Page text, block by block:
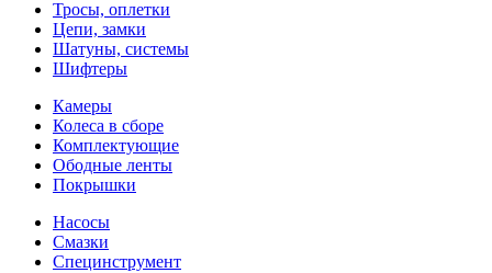
Тросы, оплетки
Цепи, замки
Шатуны, системы
Шифтеры
Камеры
Колеса в сборе
Комплектующие
Ободные ленты
Покрышки
Насосы
Смазки
Специнструмент